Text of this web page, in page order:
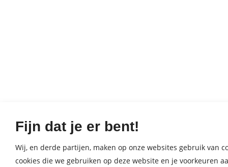
Fijn dat je er bent!
Wij, en derde partijen, maken op onze websites gebruik van
cookies die we gebruiken op deze website en je voorkeuren